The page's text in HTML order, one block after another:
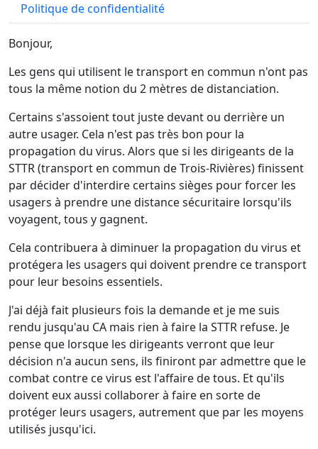
Politique de confidentialité
Bonjour,
Les gens qui utilisent le transport en commun n'ont pas
tous la même notion du 2 mètres de distanciation.
Certains s'assoient tout juste devant ou derrière un
autre usager. Cela n'est pas très bon pour la
propagation du virus. Alors que si les dirigeants de la
STTR (transport en commun de Trois-Rivières) finissent
par décider d'interdire certains sièges pour forcer les
usagers à prendre une distance sécuritaire lorsqu'ils
voyagent, tous y gagnent.
Cela contribuera à diminuer la propagation du virus et
protégera les usagers qui doivent prendre ce transport
pour leur besoins essentiels.
J'ai déjà fait plusieurs fois la demande et je me suis
rendu jusqu'au CA mais rien à faire la STTR refuse. Je
pense que lorsque les dirigeants verront que leur
décision n'a aucun sens, ils finiront par admettre que le
combat contre ce virus est l'affaire de tous. Et qu'ils
doivent eux aussi collaborer à faire en sorte de
protéger leurs usagers, autrement que par les moyens
utilisés jusqu'ici.